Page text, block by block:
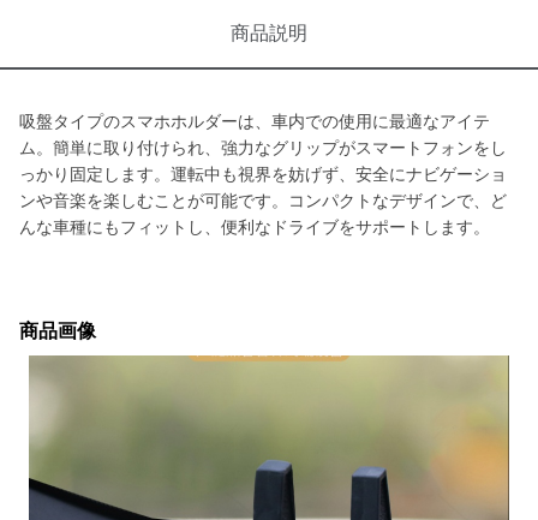
商品説明
吸盤タイプのスマホホルダーは、車内での使用に最適なアイテ
ム。簡単に取り付けられ、強力なグリップがスマートフォンをし
っかり固定します。運転中も視界を妨げず、安全にナビゲーショ
ンや音楽を楽しむことが可能です。コンパクトなデザインで、ど
んな車種にもフィットし、便利なドライブをサポートします。
商品画像